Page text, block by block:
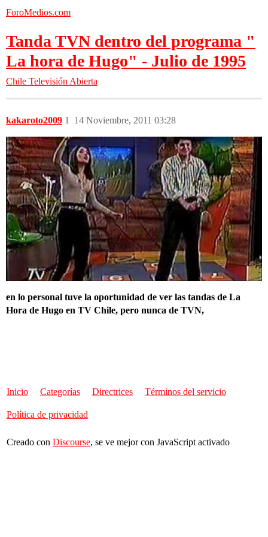
ForoMedios.com
Tanda TVN dentro del programa "
La hora de Hugo" - Julio de 1995
Chile Televisión Abierta
kakaroto2009 14 Noviembre, 2011 03:28
1
en lo personal tuve la oportunidad de ver las tandas de La
Hora de Hugo en TV Chile, pero nunca de TVN,
Inicio Categorías Directrices Términos del servicio
Política de privacidad
Creado con Discourse, se ve mejor con JavaScript activado